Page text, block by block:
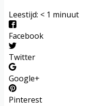
Leestijd: < 1 minuut
Facebook
Twitter
Google+
Pinterest